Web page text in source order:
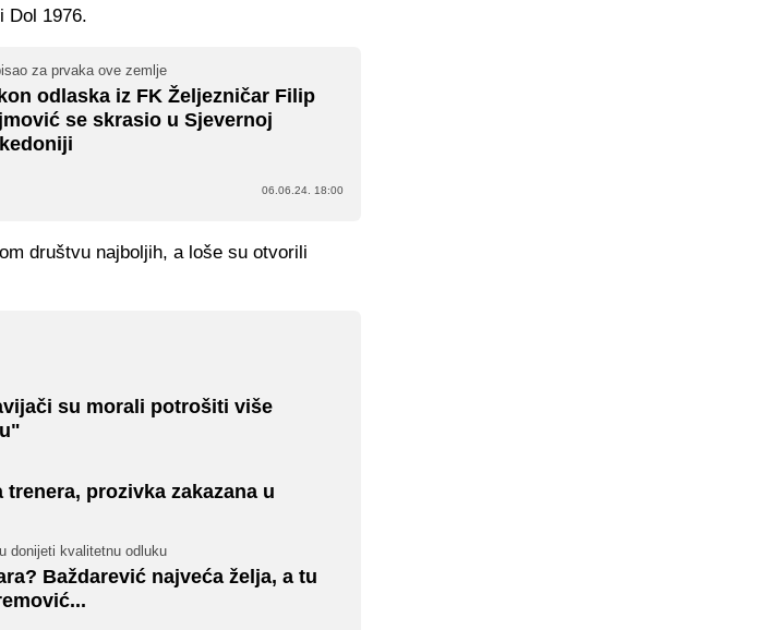
Dol 1976.
za prvaka ove zemlje
odlaska iz FK Željezničar Filip
se skrasio u Sjevernoj
06.06.24. 18:00
društvu najboljih, a loše su otvorili
su morali potrošiti više
prozivka zakazana u
donijeti kvalitetnu odluku
Baždarević najveća želja, a tu